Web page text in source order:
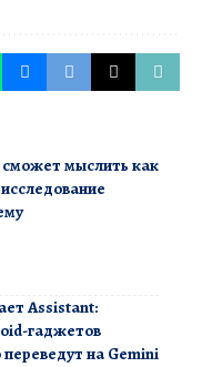
мыслить как
Assistant:
гаджетов
на Gemini